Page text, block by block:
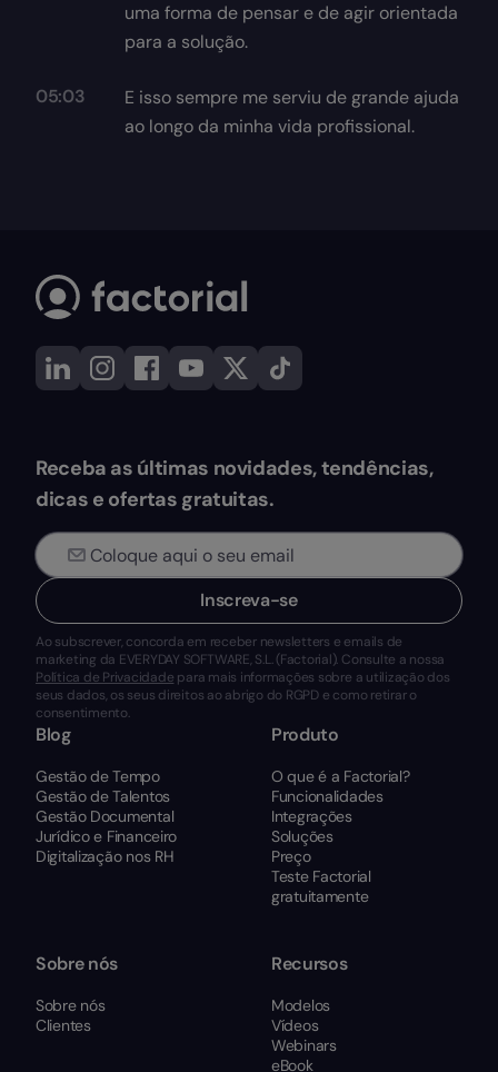
uma forma de pensar e de agir orientada
para a solução.
05:03
E isso sempre me serviu de grande ajuda
ao longo da minha vida profissional.
Receba as últimas novidades, tendências,
dicas e ofertas gratuitas.
Inscreva-se
Ao subscrever, concorda em receber newsletters e emails de
marketing da EVERYDAY SOFTWARE, S.L. (Factorial). Consulte a nossa
Política de Privacidade para mais informações sobre a utilização dos
seus dados, os seus direitos ao abrigo do RGPD e como retirar o
consentimento.
Blog
Gestão de Tempo
Gestão de Talentos
Gestão Documental
Jurídico e Financeiro
Digitalização nos RH
Produto
O que é a Factorial?
Funcionalidades
Integrações
Soluções
Preço
Teste Factorial
gratuitamente
Sobre nós
Sobre nós
Clientes
Recursos
Modelos
Vídeos
Webinars
eBook